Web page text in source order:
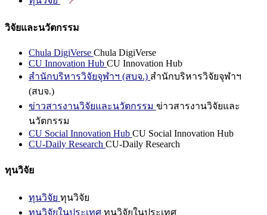
วิจัยและนวัตกรรม
Chula DigiVerse Chula DigiVerse
CU Innovation Hub CU Innovation Hub
สำนักบริหารวิจัยจุฬาฯ (สบจ.) สำนักบริหารวิจัยจุฬาฯ
(สบจ.)
ข่าวสารงานวิจัยและนวัตกรรม ข่าวสารงานวิจัยและ
นวัตกรรม
CU Social Innovation Hub CU Social Innovation Hub
CU-Daily Research CU-Daily Research
ทุนวิจัย
ทุนวิจัย ทุนวิจัย
ทุนวิจัยในประเทศ ทุนวิจัยในประเทศ